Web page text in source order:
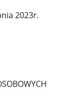
2023r.